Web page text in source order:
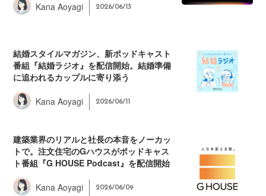
Kana Aoyagi 2026/06/13
結婚スタイルマガジン、新ポッドキャスト
番組『結婚ラジオ』を配信開始。結婚準備
に追われるカップルに寄り添う
Kana Aoyagi 2026/06/11
建築業界のリアルと社長の本音をノーカッ
トで。注文住宅のGハウスがポッドキャス
ト番組『G HOUSE Podcast』を配信開始
Kana Aoyagi 2026/06/09